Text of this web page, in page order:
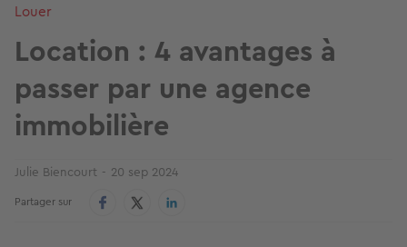
Louer
Location : 4 avantages à
passer par une agence
immobilière
Julie Biencourt 20 sep 2024
Partager sur